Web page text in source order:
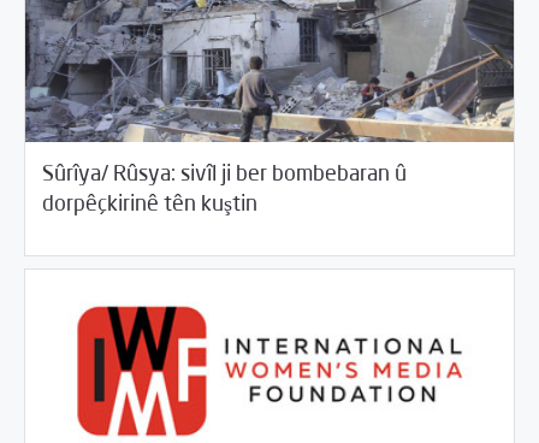
Sûrîya/ Rûsya: sivîl ji ber bombebaran û
dorpêçkirinê tên kuştin
18/2018 Rewangeha Binpêkirinan/Rotator